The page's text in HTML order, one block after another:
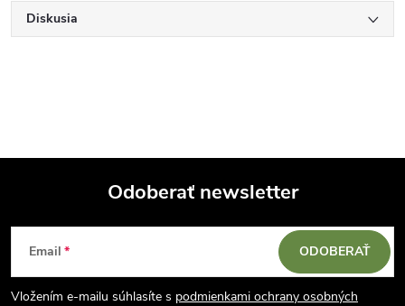
Diskusia
Z
á
Odoberať newsletter
Email
Vložením e-mailu súhlasíte s podmienkami ochrany osobných
ODOBERAŤ